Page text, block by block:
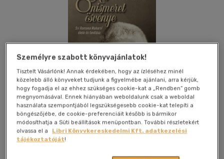
Személyre szabott könyvajánlatok!
Tisztelt Vásárlónk! Annak érdekében, hogy az ízléséhez minél
közelebb álló könyveket tudjunk a figyelmébe ajánlani, arra kérjük,
hogy fogadja el az ehhez szükséges cookie-kat a „Rendben” gomb
megnyomásával. Ennek hiányában weboldalunk csak a weboldal
használata szempontjából legszükségesebb cookie-kat telepíti a
böngészőjébe, de cookie-preferenciáit később is bármikor
módosíthatja a Süti beállítások menüpontban. További részletekért
olvassa el a
Libri Könyvkereskedelmi Kft. adatkezelési
tájékoztatóját!